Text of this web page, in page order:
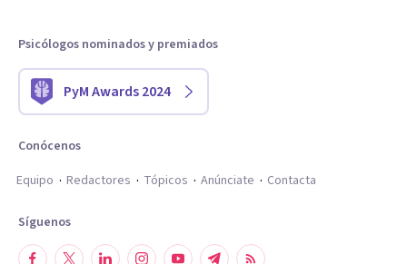
Psicólogos nominados y premiados
PyM Awards 2024
Conócenos
Equipo
Redactores Tópicos Anúnciate Contacta
Síguenos